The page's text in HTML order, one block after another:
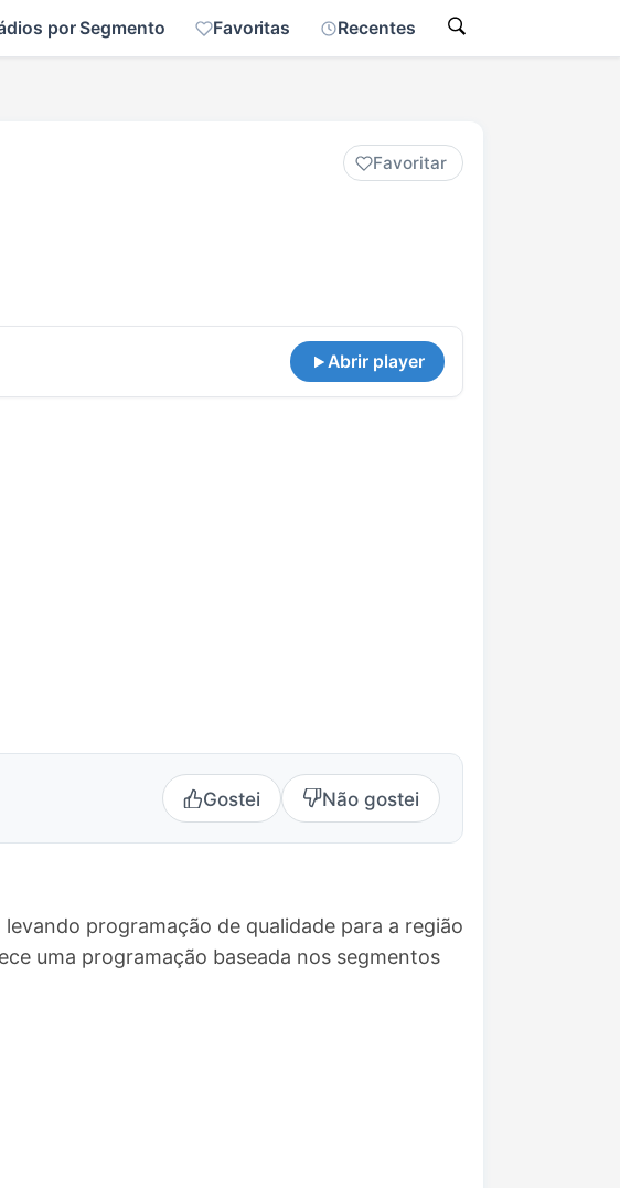
por Segmento Favoritas Recentes
Favoritar
Abrir player
Gostei Não gostei
programação de qualidade para a região
uma programação baseada nos segmentos